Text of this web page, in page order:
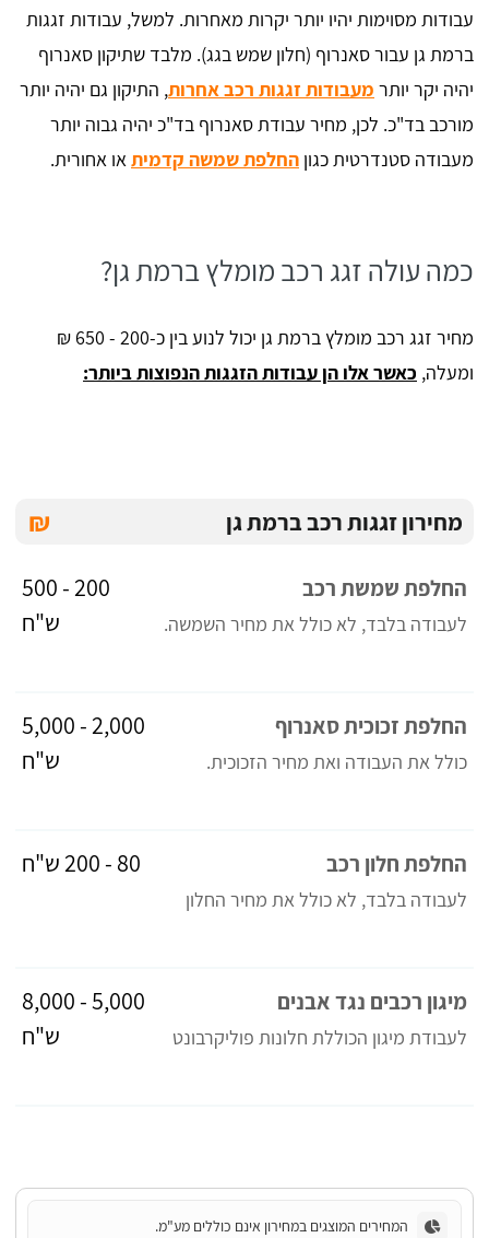
עבודות מסוימות יהיו יותר יקרות מאחרות. למשל, עבודות זגגות
ברמת גן עבור סאנרוף (חלון שמש בגג). מלבד שתיקון סאנרוף
יהיה יקר יותר מעבודות זגגות רכב אחרות, התיקון גם יהיה יותר
מורכב בד"כ. לכן, מחיר עבודת סאנרוף בד"כ יהיה גבוה יותר
מעבודה סטנדרטית כגון החלפת שמשה קדמיתאו אחורית.
כמה עולה זגג רכב מומלץ ברמת גן?
מחיר זגג רכב מומלץ ברמת גן יכול לנוע בין כ-200 - 650 ₪
ומעלה, כאשר אלו הן עבודות הזגגות הנפוצות ביותר:
₪ מחירון זגגות רכב ברמת גן
החלפת שמשת רכב
לעבודה בלבד, לא כולל את מחיר השמשה.
200 - 500
ש"ח
החלפת זכוכית סאנרוף
כולל את העבודה ואת מחיר הזכוכית.
2,000 - 5,000
ש"ח
החלפת חלון רכב
לעבודה בלבד, לא כולל את מחיר החלון
80 - 200 ש"ח
מיגון רכבים נגד אבנים
לעבודת מיגון הכוללת חלונות פוליקרבונט
5,000 - 8,000
ש"ח
המחירים המוצגים במחירון אינם כוללים מע"מ.